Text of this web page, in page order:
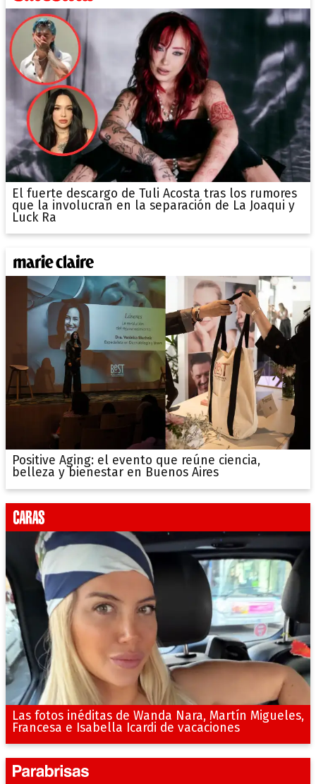
El fuerte descargo de Tuli Acosta tras los rumores
que la involucran en la separación de La Joaqui y
Luck Ra
Positive Aging: el evento que reúne ciencia,
belleza y bienestar en Buenos Aires
Las fotos inéditas de Wanda Nara, Martín Migueles,
Francesa e Isabella Icardi de vacaciones